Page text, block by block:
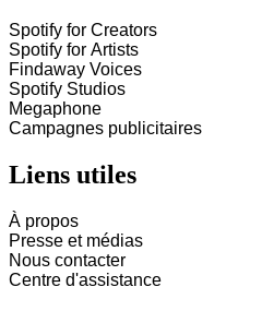
Spotify for Creators
Spotify for Artists
Findaway Voices
Spotify Studios
Megaphone
Campagnes publicitaires
Liens utiles
À propos
Presse et médias
Nous contacter
Centre d'assistance